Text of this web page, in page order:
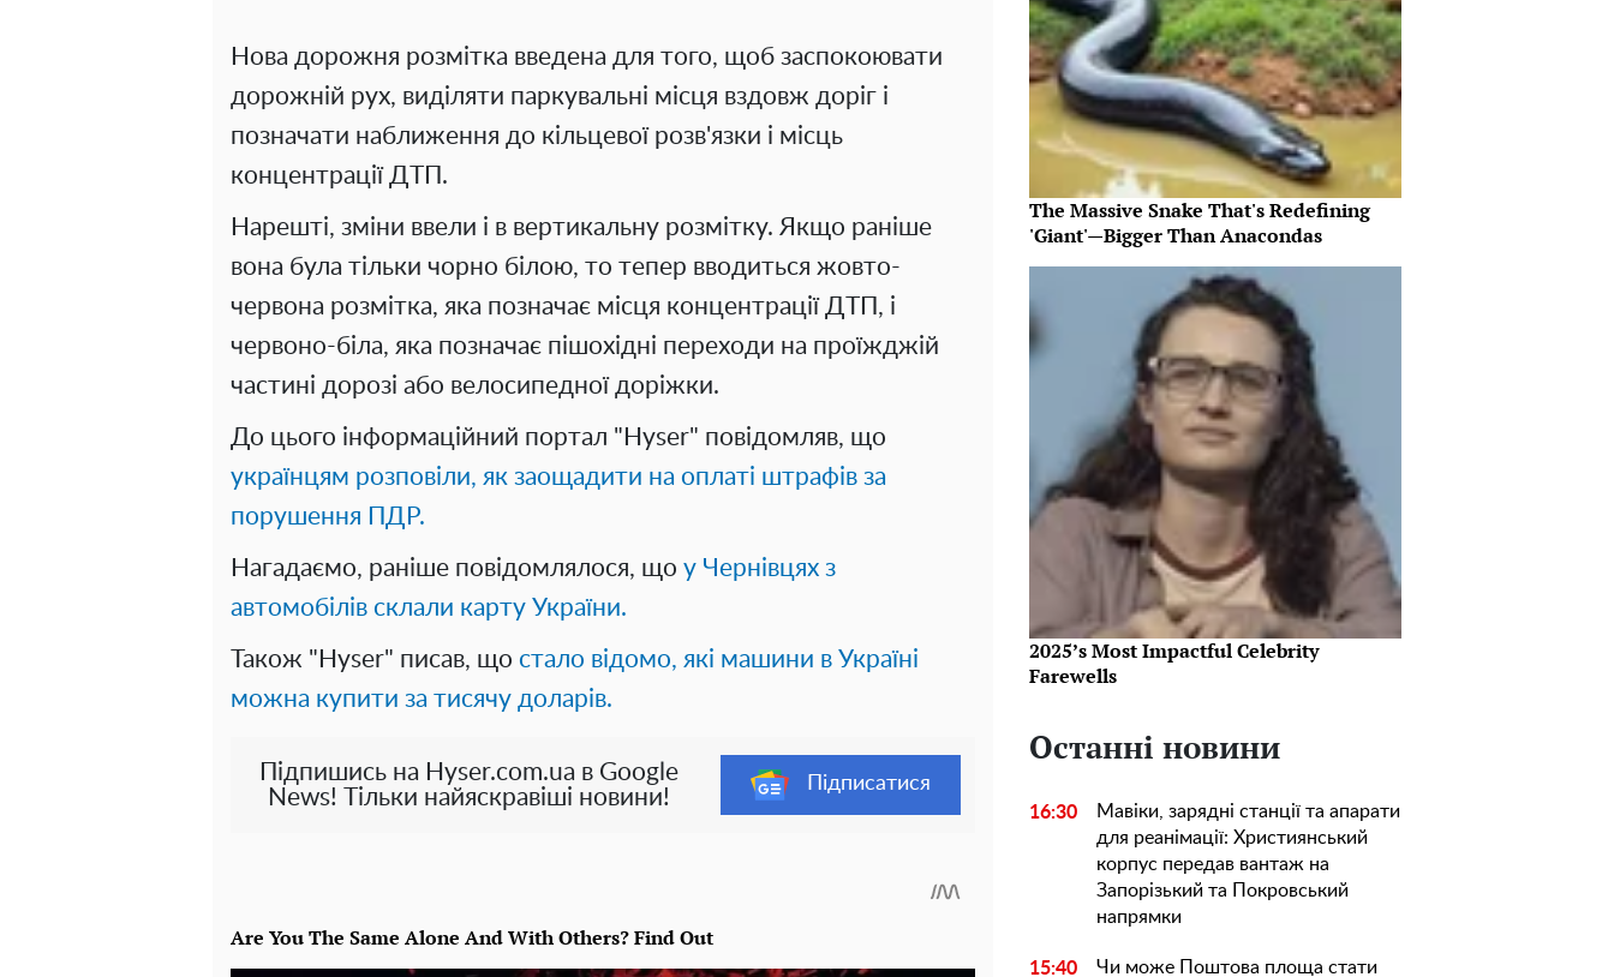
Нова дорожня розмітка введена для того, щоб заспокоювати
дорожній рух, виділяти паркувальні місця вздовж доріг і
позначати наближення до кільцевої розв'язки і місць
концентрації ДТП.
Нарешті, зміни ввели і в вертикальну розмітку. Якщо раніше
вона була тільки чорно білою, то тепер вводиться жовто-
червона розмітка, яка позначає місця концентрації ДТП, і
червоно-біла, яка позначає пішохідні переходи на проїжджій
частині дорозі або велосипедної доріжки.
До цього інформаційний портал "Hyser" повідомляв, що
українцям розповіли, як заощадити на оплаті штрафів за
порушення ПДР.
Нагадаємо, раніше повідомлялося, що у Чернівцях з
автомобілів склали карту України.
Також "Hyser" писав, що стало відомо, які машини в Україні
можна купити за тисячу доларів.
Підпишись на Hyser.com.ua в Google
News! Тільки найяскравіші новини!
Підписатися
The Massive Snake That's Redefining
'Giant'—Bigger Than Anacondas
2025’s Most Impactful Celebrity
Farewells
Останні новини
16:30
Мавіки, зарядні станції та апарати
для реанімації: Християнський
корпус передав вантаж на
Запорізький та Покровський
напрямки
15:40 Чи може Поштова площа стати